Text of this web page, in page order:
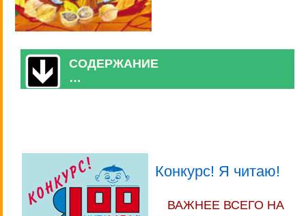
СОДЕРЖАНИЕ
…
Конкурс! Я читаю!
ВАЖНЕЕ ВСЕГО НА